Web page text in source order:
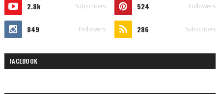
2.8k Subscribes 524 Followers
849 Followers 286 Subscribes
FACEBOOK